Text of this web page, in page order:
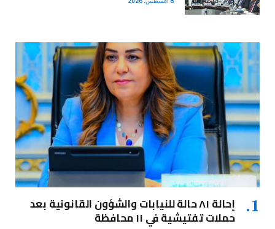
إحالة ٨١ حالة للنيابات والشؤون القانونية بعد
حملات تفتيشية في ١١ محافظة